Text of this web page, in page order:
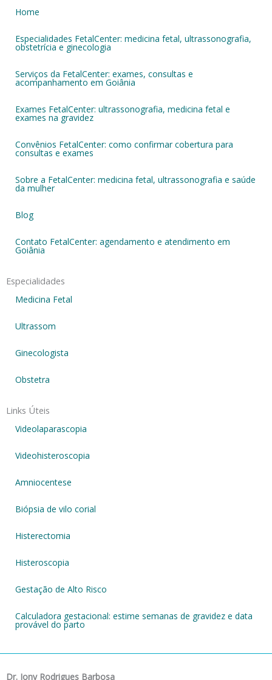
Home
Especialidades FetalCenter: medicina fetal, ultrassonografia,
obstetrícia e ginecologia
Serviços da FetalCenter: exames, consultas e
acompanhamento em Goiânia
Exames FetalCenter: ultrassonografia, medicina fetal e
exames na gravidez
Convênios FetalCenter: como confirmar cobertura para
consultas e exames
Sobre a FetalCenter: medicina fetal, ultrassonografia e saúde
da mulher
Blog
Contato FetalCenter: agendamento e atendimento em
Goiânia
Especialidades
Medicina Fetal
Ultrassom
Ginecologista
Obstetra
Links Úteis
Videolaparascopia
Videohisteroscopia
Amniocentese
Biópsia de vilo corial
Histerectomia
Histeroscopia
Gestação de Alto Risco
Calculadora gestacional: estime semanas de gravidez e data
provável do parto
Dr. Jony Rodrigues Barbosa